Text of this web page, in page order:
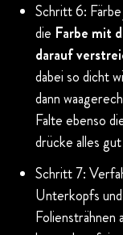
Schritt 6:
die Farbe mit
darauf
dabei so dicht
dann
Falte ebenso
drücke alles
Schritt 7:
Unterkopfs